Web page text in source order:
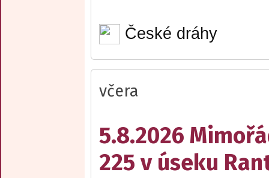
České dráhy
včera
5.8.2026
225 v úseku